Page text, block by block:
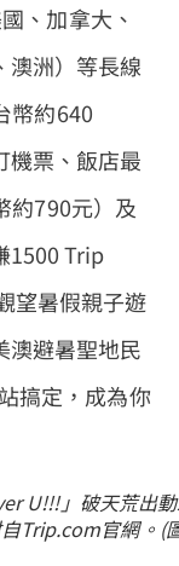
、加拿大、
澳洲）等長線
幣約640
機票、飯店最
約790元）及
1500 Trip
望暑假親子遊
澳避暑聖地民
搞定，成為你
U!!!」破天荒出
Trip.com官網。(